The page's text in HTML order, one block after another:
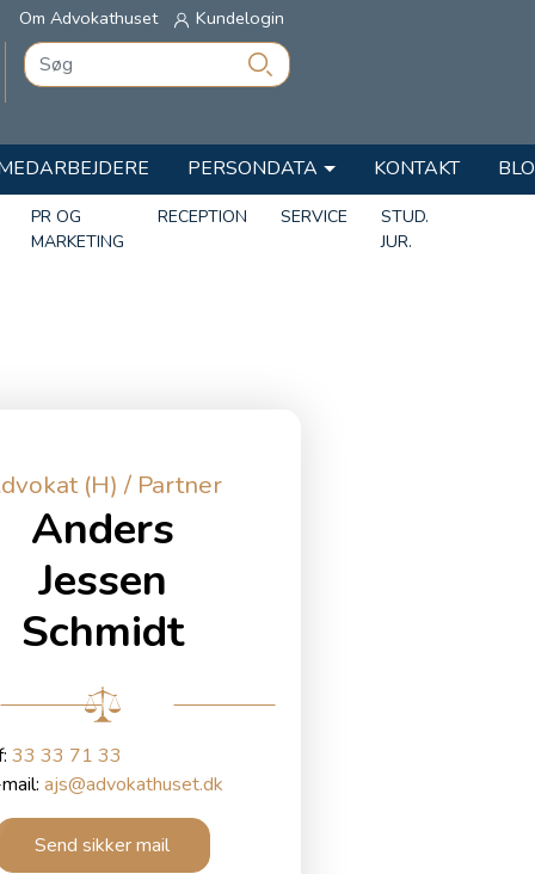
Om Advokathuset Kundelogin
PERSONDATA KONTAKT
PR OG
MARKETING
RECEPTION SERVICE
STUD.
JUR.
(H) / Partner
Anders
Jessen
Schmidt
33 33 71 33
ajs@advokathuset.dk
Send sikker mail